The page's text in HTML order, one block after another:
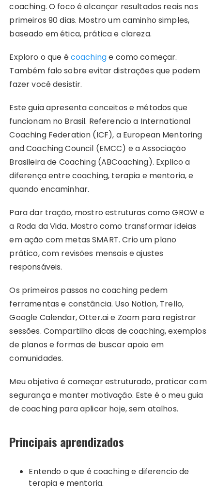
coaching. O foco é alcançar resultados reais nos
primeiros 90 dias. Mostro um caminho simples,
baseado em ética, prática e clareza.
Exploro o que écoachinge como começar.
Também falo sobre evitar distrações que podem
fazer você desistir.
Este guia apresenta conceitos e métodos que
funcionam no Brasil. Referencio a International
Coaching Federation (ICF), a European Mentoring
and Coaching Council (EMCC) e a Associação
Brasileira de Coaching (ABCoaching). Explico a
diferença entre coaching, terapia e mentoria, e
quando encaminhar.
Para dar tração, mostro estruturas como GROW e
a Roda da Vida. Mostro como transformar ideias
em ação com metas SMART. Crio um plano
prático, com revisões mensais e ajustes
responsáveis.
Os primeiros passos no coaching pedem
ferramentas e constância. Uso Notion, Trello,
Google Calendar, Otter.ai e Zoom para registrar
sessões. Compartilho dicas de coaching, exemplos
de planos e formas de buscar apoio em
comunidades.
Meu objetivo é começar estruturado, praticar com
segurança e manter motivação. Este é o meu guia
de coaching para aplicar hoje, sem atalhos.
Principais aprendizados
Entendo o que é coaching e diferencio de
terapia e mentoria.